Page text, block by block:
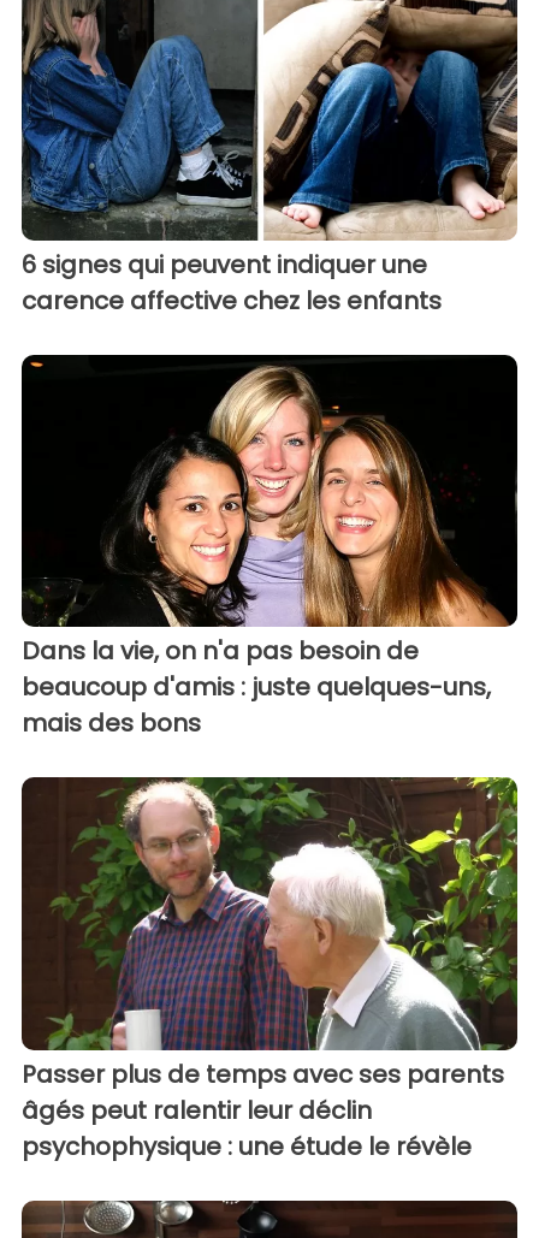
6 signes qui peuvent indiquer une
carence affective chez les enfants
Dans la vie, on n'a pas besoin de
beaucoup d'amis : juste quelques-uns,
mais des bons
Passer plus de temps avec ses parents
âgés peut ralentir leur déclin
psychophysique : une étude le révèle